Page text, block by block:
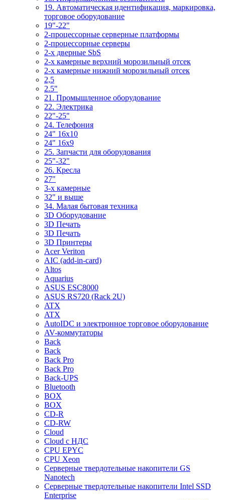
19. Автоматическая идентификация, маркировка,
торговое оборудование
19"-22"
2-процессорные серверные платформы
2-процессорные серверы
2-х дверные SbS
2-х камерные верхний морозильный отсек
2-х камерные нижний морозильный отсек
2,5
2.5"
21. Промышленное оборудование
22. Электрика
22"-25"
24. Телефония
24" 16x10
24" 16x9
25. Запчасти для оборудования
25"-32"
26. Кресла
27"
3-x камерные
32" и выше
34. Малая бытовая техника
3D Оборудование
3D Печать
3D Печать
3D Принтеры
Acer Veriton
AIC (add-in-card)
Altos
Aquarius
ASUS ESC8000
ASUS RS720 (Rack 2U)
ATX
ATX
AutoIDC и электронное торговое оборудование
AV-коммутаторы
Back
Back
Back Pro
Back Pro
Back-UPS
Bluetooth
BOX
BOX
CD-R
CD-RW
Cloud
Cloud с НДС
CPU EPYC
CPU Xeon
Cерверные твердотельные накопители GS
Nanotech
Cерверные твердотельные накопители Intel SSD
Enterprise